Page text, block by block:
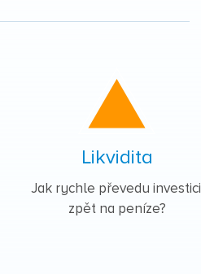
Likvidita
Jak rychle převedu investici
zpět na peníze?